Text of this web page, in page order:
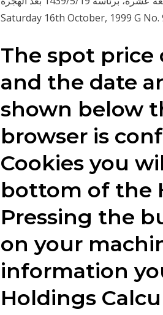
The spot price
and the date
shown below
browser is
Cookies you
bottom of the
Pressing the
on your
information
Holdings